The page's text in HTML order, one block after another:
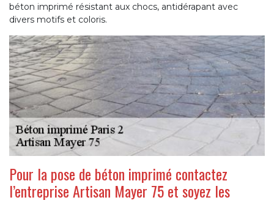
béton imprimé résistant aux chocs, antidérapant avec
divers motifs et coloris.
Pour la pose de béton imprimé contactez
l’entreprise Artisan Mayer 75 et soyez les